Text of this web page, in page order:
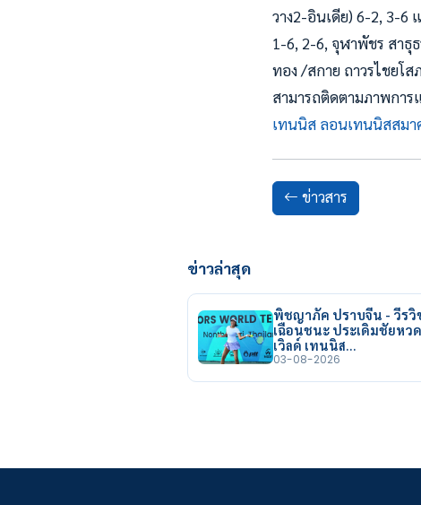
วาง2-อินเดีย) 6-2, 3-6
1-6, 2-6, จุฬาพัชร สาธุ
ทอง /สกาย ถาวรไชยโ
สามารถติดตามภาพกา
เทนนิส ลอนเทนนิสสมา
ข่าวสาร
ข่าวล่าสุด
พิชญาภัค ปราบจีน - วีร
เฉือนชนะ ประเดิมชัยหวด
เวิลด์ เทนนิส…
03-08-2026